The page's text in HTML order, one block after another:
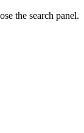
the search panel.